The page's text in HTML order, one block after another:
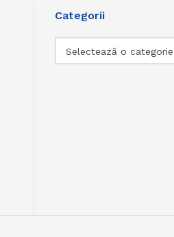
Categorii
Selectează o categorie